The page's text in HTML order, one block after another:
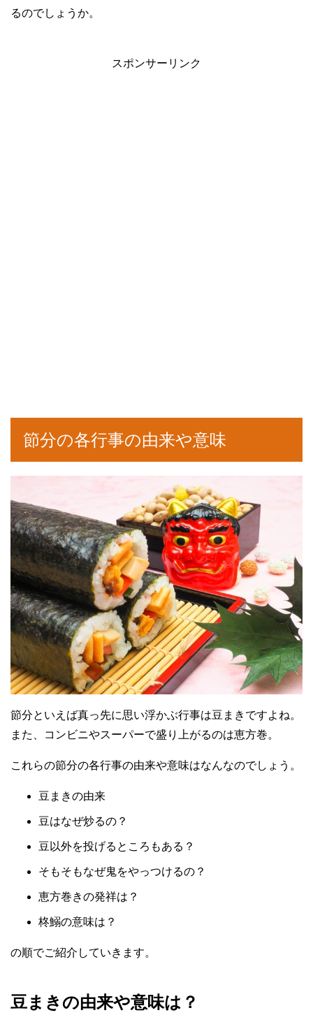
るのでしょうか。
スポンサーリンク
節分の各行事の由来や意味
節分といえば真っ先に思い浮かぶ行事は豆まきですよね。
また、コンビニやスーパーで盛り上がるのは恵方巻。
これらの節分の各行事の由来や意味はなんなのでしょう。
豆まきの由来
豆はなぜ炒るの？
豆以外を投げるところもある？
そもそもなぜ鬼をやっつけるの？
恵方巻きの発祥は？
柊鰯の意味は？
の順でご紹介していきます。
豆まきの由来や意味は？